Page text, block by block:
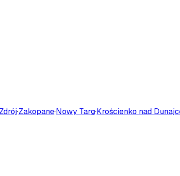
·Zakopane·Nowy Targ·Krościenko nad